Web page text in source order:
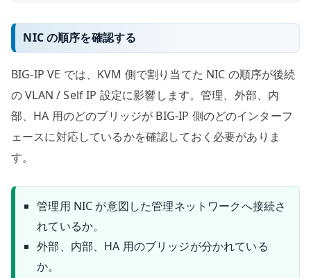
NIC の順序を確認する
BIG-IP VE では、KVM 側で割り当てた NIC の順序が後続
の VLAN / Self IP 設定に影響します。管理、外部、内
部、HA 用のどのブリッジが BIG-IP 側のどのインターフ
ェースに対応しているかを確認しておく必要がありま
す。
管理用 NIC が意図した管理ネットワークへ接続さ
れているか。
外部、内部、HA 用のブリッジが分かれている
か。